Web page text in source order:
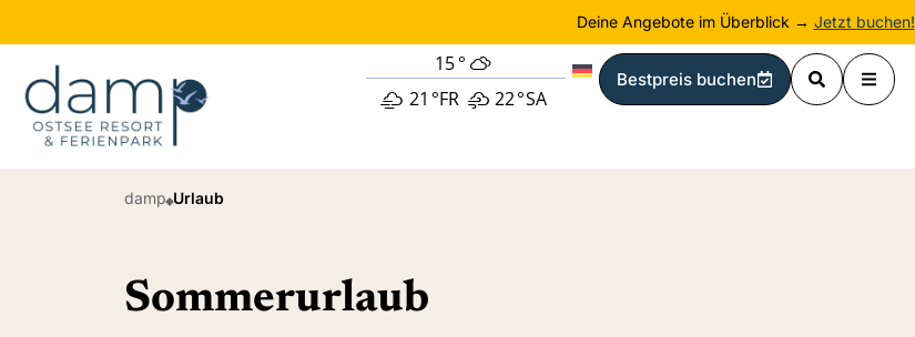
Deine Angebote im Überblick → Jetzt buchen!
15°
21 °FR 22°SA
Bestpreis buchen
damp Urlaub
Sommerurlaub